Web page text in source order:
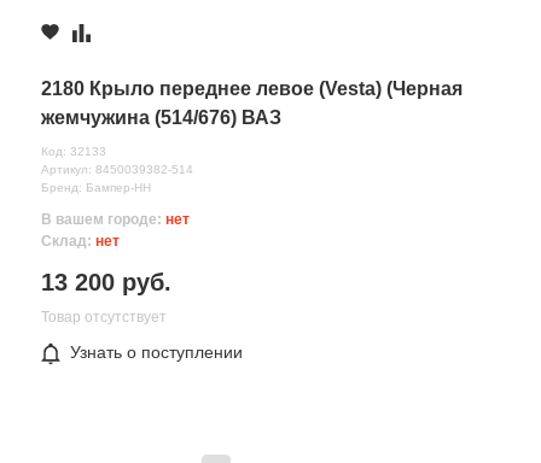
Комментарий
Все поля формы обязательны
2180 Крыло переднее левое (Vesta) (Черная
жемчужина (514/676) ВАЗ
Код: 32133
Артикул: 8450039382-514
Бренд: Бампер-НН
В вашем городе: нет
Склад: нет
13 200 руб.
Товар отсутствует
Узнать о поступлении